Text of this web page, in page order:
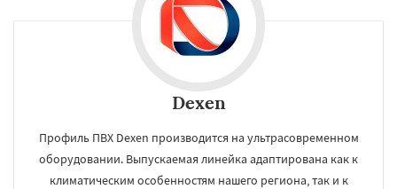
Dexen
Профиль ПВХ Dexen производится на ультрасовременном
оборудовании. Выпускаемая линейка адаптирована как к
климатическим особенностям нашего региона, так и к